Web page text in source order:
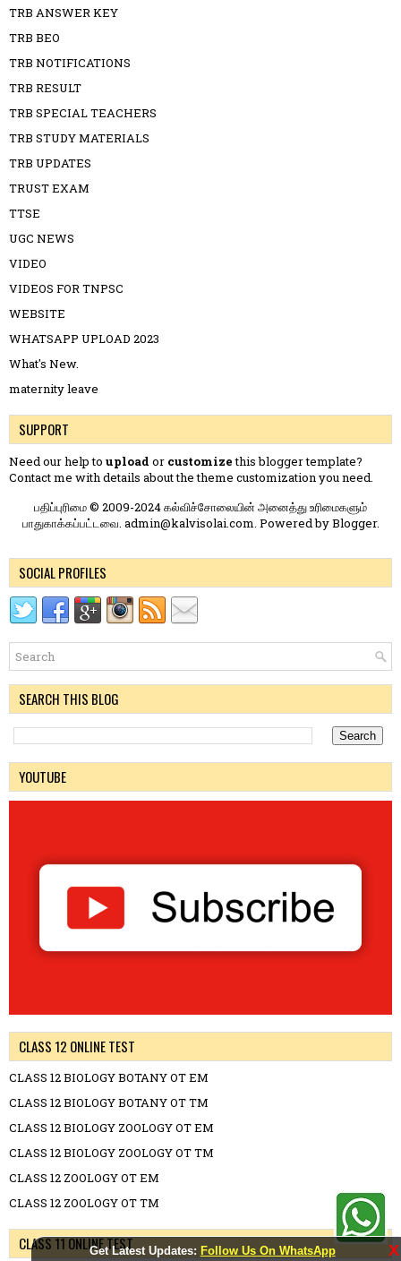
Get Latest Updates: Follow Us On WhatsApp X
TRB ANSWER KEY
TRB BEO
TRB NOTIFICATIONS
TRB RESULT
TRB SPECIAL TEACHERS
TRB STUDY MATERIALS
TRB UPDATES
TRUST EXAM
TTSE
UGC NEWS
VIDEO
VIDEOS FOR TNPSC
WEBSITE
WHATSAPP UPLOAD 2023
What's New.
maternity leave
SUPPORT
Need our help to upload or customizethis blogger template?
Contact me with details about the theme customization you need.
பதிப்புரிமை © 2009-2024 கல்விச்சோலையின் அனைத்து உரிமைகளும்
பாதுகாக்கப்பட்டவை. admin@kalvisolai.com. Powered byBlogger.
SOCIAL PROFILES
SEARCH THIS BLOG
YOUTUBE
CLASS 12 ONLINE TEST
CLASS 12 BIOLOGY BOTANY OT EM
CLASS 12 BIOLOGY BOTANY OT TM
CLASS 12 BIOLOGY ZOOLOGY OT EM
CLASS 12 BIOLOGY ZOOLOGY OT TM
CLASS 12 ZOOLOGY OT EM
CLASS 12 ZOOLOGY OT TM
CLASS 11 ONLINE TEST